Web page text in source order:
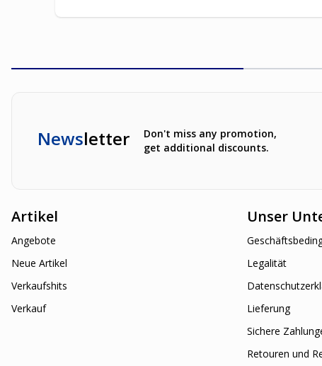
Newsletter
Don't miss any promotion,
get additional discounts.
Artikel
Angebote
Neue Artikel
Verkaufshits
Verkauf
Unser
Legalität
Lieferung
Sichere
Retouren und